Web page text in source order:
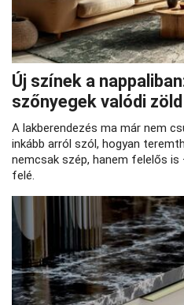
Új színek a
szőnyegek valódi
A lakberendezés ma már nem
inkább arról szól, hogyan
nemcsak szép, hanem felelős is
felé.